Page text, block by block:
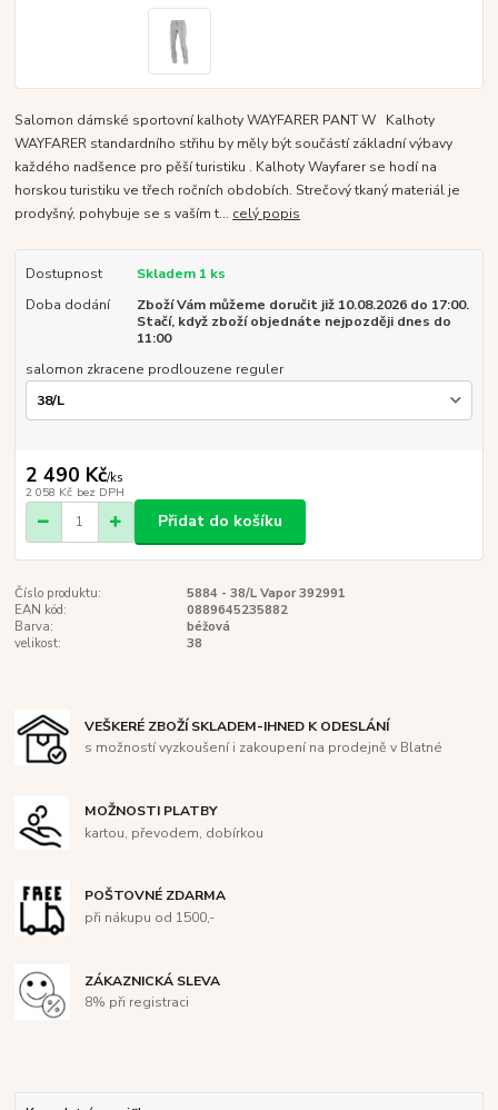
Salomon dámské sportovní kalhoty WAYFARER PANT W Kalhoty
WAYFARER standardního střihu by měly být součástí základní výbavy
každého nadšence pro pěší turistiku . Kalhoty Wayfarer se hodí na
horskou turistiku ve třech ročních obdobích. Strečový tkaný materiál je
prodyšný, pohybuje se s vaším t... celý popis
Dostupnost
Skladem 1 ks
Doba dodání
Zboží Vám můžeme doručit již 10.08.2026 do 17:00.
Stačí, když zboží objednáte nejpozději dnes do
11:00
salomon zkracene prodlouzene reguler
2 490 Kč/ks
2 058 Kč bez DPH
Přidat do košíku
Číslo produktu:
5884 - 38/L Vapor 392991
EAN kód:
0889645235882
Barva:
béžová
velikost:
38
VEŠKERÉ ZBOŽÍ SKLADEM-IHNED K ODESLÁNÍ
s možností vyzkoušení i zakoupení na prodejně v Blatné
MOŽNOSTI PLATBY
kartou, převodem, dobírkou
POŠTOVNÉ ZDARMA
při nákupu od 1500,-
ZÁKAZNICKÁ SLEVA
8% při registraci